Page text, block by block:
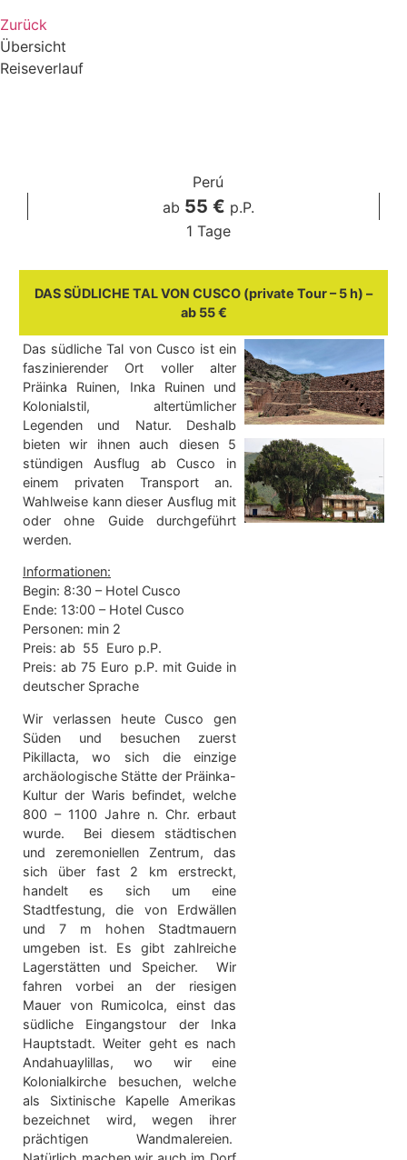
Zurück
Übersicht
Reiseverlauf
Perú
ab 55 € p.P.
1 Tage
DAS SÜDLICHE TAL VON CUSCO (private Tour – 5 h) –
ab 55 €
Das südliche Tal von Cusco ist ein
faszinierender Ort voller alter
Präinka Ruinen, Inka Ruinen und
Kolonialstil, altertümlicher
Legenden und Natur. Deshalb
bieten wir ihnen auch diesen 5
stündigen Ausflug ab Cusco in
einem privaten Transport an.
Wahlweise kann dieser Ausflug mit
oder ohne Guide durchgeführt
werden.
Informationen:
Begin: 8:30 – Hotel Cusco
Ende: 13:00 – Hotel Cusco
Personen: min 2
Preis: ab 55 Euro p.P.
Preis: ab 75 Euro p.P. mit Guide in
deutscher Sprache
Wir verlassen heute Cusco gen
Süden und besuchen zuerst
Pikillacta, wo sich die einzige
archäologische Stätte der Präinka-
Kultur der Waris befindet, welche
800 – 1100 Jahre n. Chr. erbaut
wurde. Bei diesem städtischen
und zeremoniellen Zentrum, das
sich über fast 2 km erstreckt,
handelt es sich um eine
Stadtfestung, die von Erdwällen
und 7 m hohen Stadtmauern
umgeben ist. Es gibt zahlreiche
Lagerstätten und Speicher. Wir
fahren vorbei an der riesigen
Mauer von Rumicolca, einst das
südliche Eingangstour der Inka
Hauptstadt. Weiter geht es nach
Andahuaylillas, wo wir eine
Kolonialkirche besuchen, welche
als Sixtinische Kapelle Amerikas
bezeichnet wird, wegen ihrer
prächtigen Wandmalereien.